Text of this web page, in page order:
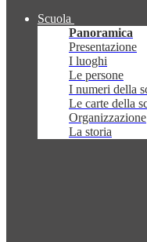
Scuola
Panoramica
Presentazione
I luoghi
Le persone
I numeri della
Le carte della
Organizzazione
La storia